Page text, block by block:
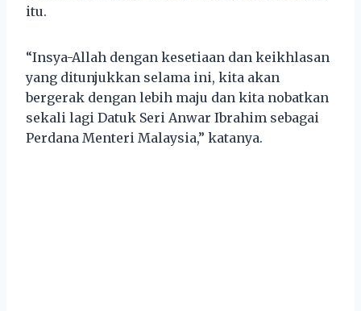
itu.
“Insya-Allah dengan kesetiaan dan keikhlasan
yang ditunjukkan selama ini, kita akan
bergerak dengan lebih maju dan kita nobatkan
sekali lagi Datuk Seri Anwar Ibrahim sebagai
Perdana Menteri Malaysia,” katanya.